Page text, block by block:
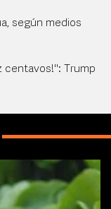
según medios
centavos!": Trump